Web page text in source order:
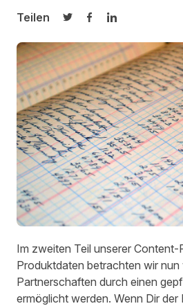
Teilen
Auf Twitter teilen
Auf Facebook teilen
Auf LinkedIn
Im zweiten Teil unserer Content-
Produktdaten betrachten wir nun
Partnerschaften durch einen
ermöglicht werden. Wenn Dir